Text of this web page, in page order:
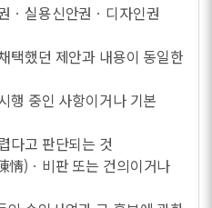
ㆍ실용신안권ㆍ디자인권
택했던 제안과 내용이 동일한
행 중인 사항이거나 기본
다고 판단되는 것
情)ㆍ비판 또는 건의이거나